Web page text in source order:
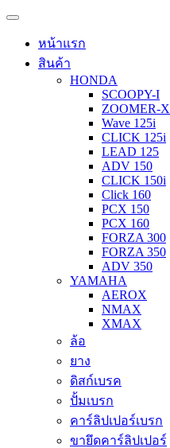
หน้าแรก
สินค้า
HONDA
SCOOPY-I
ZOOMER-X
Wave 125i
CLICK 125i
LEAD 125
ADV 150
CLICK 150i
Click 160
PCX 150
PCX 160
FORZA 300
FORZA 350
ADV 350
YAMAHA
AEROX
NMAX
XMAX
ล้อ
ยาง
ดิสก์เบรค
ปั้มเบรก
คาร์ลิปเปอร์เบรก
ขายึดคาร์ลิปเปอร์